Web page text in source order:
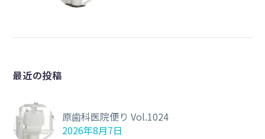
最近の投稿
原歯科医院便り Vol.1024
2026年8月7日